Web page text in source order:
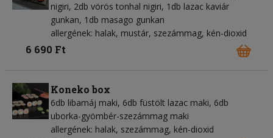
nigiri, 2db vörös tonhal nigiri, 1db lazac kaviár
gunkan, 1db masago gunkan
allergének: halak, mustár, szezámmag, kén-dioxid
6 690 Ft
Koneko box
6db libamáj maki, 6db füstölt lazac maki, 6db
uborka-gyömbér-szezámmag maki
allergének: halak, szezámmag, kén-dioxid